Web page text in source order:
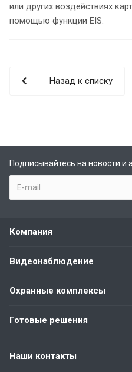
или других воздействиях
помощью функции EIS.
Назад к списку
Подписывайтесь на новости и
Компания
Видеонаблюдение
Охранные комплексы
Готовые решения
Наши контакты